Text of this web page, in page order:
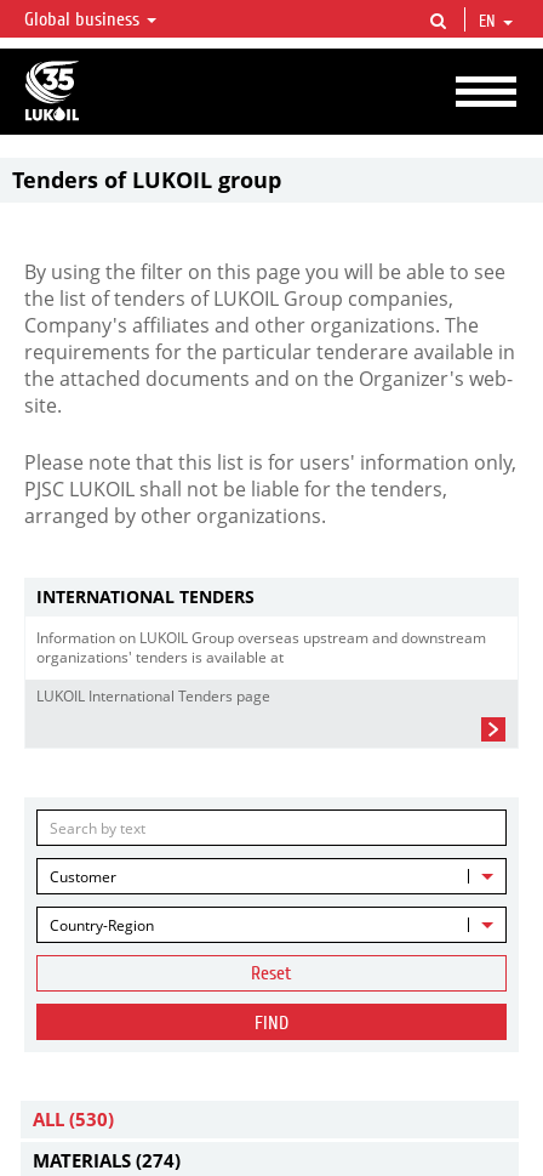
LUKOIL OVERVIEW
LUKOIL is one of the largest oil & gas vertical integrated companies in the world
accounting for over 2% of crude production and circa 1% of proved hydrocarbon
reserves globally.
Global business EN
Tenders of LUKOIL group
By using the filter on this page you will be able to see
the list of tenders of LUKOIL Group companies,
Company's affiliates and other organizations. The
requirements for the particular tenderare available in
the attached documents and on the Organizer's web-
site.
Please note that this list is for users' information only,
PJSC LUKOIL shall not be liable for the tenders,
arranged by other organizations.
INTERNATIONAL TENDERS
Information on LUKOIL Group overseas upstream and downstream
organizations' tenders is available at
LUKOIL International Tenders page
Customer
Country-Region
Reset
FIND
ALL (530)
MATERIALS (274)